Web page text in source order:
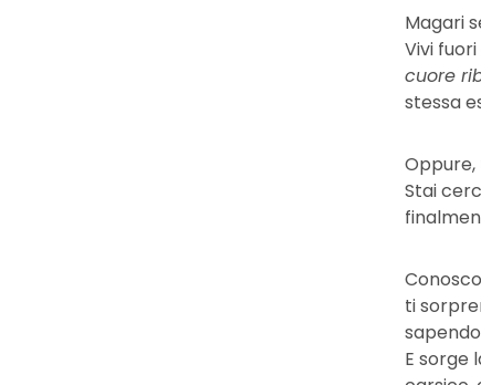
Magari
Vivi
cuore
stessa
Oppure,
Stai
ti
E sorge